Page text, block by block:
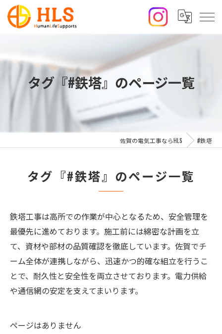
タグ『#鉄塔』のページ一覧
佐賀の電気工事ならHLS #鉄塔
タグ『#鉄塔』のページ一覧
鉄塔工事は高所での作業が中心となるため、安全管理を
最優先に進めております。施工前には綿密な計画を立
て、資材や部材の品質確認を徹底しています。佐賀でチ
ーム全体が連携しながら、迅速かつ的確な組立を行うこ
とで、耐久性と安全性を両立させております。電力供給
や通信網の安定を支えてまいります。
ページはありません